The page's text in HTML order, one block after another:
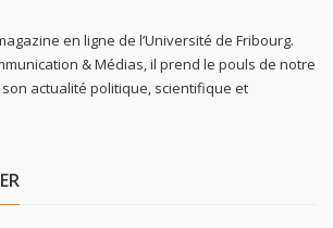
en ligne de l’Université de Fribourg.
& Médias, il prend le pouls de notre
actualité politique, scientifique et